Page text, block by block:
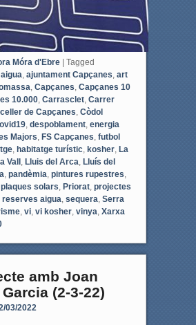
Móra d'Ebre
Tagged
aigua, ajuntament Capçanes, art
, Capçanes, Capçanes 10
10.000, Carrasclet, Carrer
celler de Capçanes, Còdol
, despoblament, energia
Majors, FS Capçanes, futbol
, habitatge turístic, kosher, La
Vall , Lluis del Arca, Lluís del
, pandèmia, pintures rupestres,
plaques solars, Priorat, projectes
reserves aigua, sequera, Serra
, vi, vi kosher, vinya, Xarxa
amb Joan
(2-3-22)
03/2022